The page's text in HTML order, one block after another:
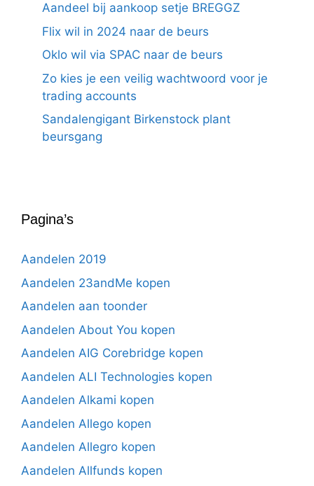
Aandeel bij aankoop setje BREGGZ
Flix wil in 2024 naar de beurs
Oklo wil via SPAC naar de beurs
Zo kies je een veilig wachtwoord voor je
trading accounts
Sandalengigant Birkenstock plant
beursgang
Pagina’s
Aandelen 2019
Aandelen 23andMe kopen
Aandelen aan toonder
Aandelen About You kopen
Aandelen AIG Corebridge kopen
Aandelen ALI Technologies kopen
Aandelen Alkami kopen
Aandelen Allego kopen
Aandelen Allegro kopen
Aandelen Allfunds kopen